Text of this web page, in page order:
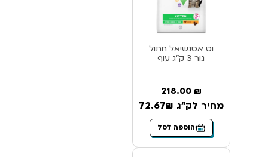
וט אסנשיאל חתול
גור 3 ק”ג עוף
218.00 ₪
מחיר לק"ג 72.67₪
הוספה לסל